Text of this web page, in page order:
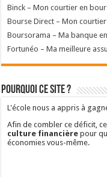
Binck – Mon courtier en
Bourse Direct – Mon courtier
Boursorama – Ma banque
Fortunéo – Ma meilleure
Pourquoi ce site ?
L'école nous a appris à
Afin de combler ce déficit,
culture financière pour
économies vous-même.